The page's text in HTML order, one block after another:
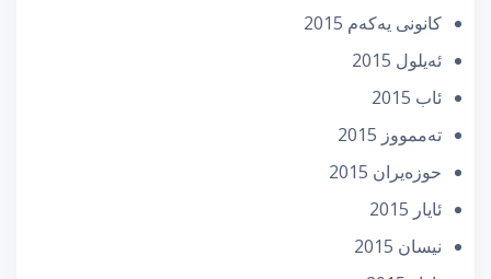
كانونی یه‌كه‌م 2015
ئه‌یلول 2015
ئاب 2015
تەممووز 2015
حوزه‌یران 2015
ئایار 2015
نیسان 2015